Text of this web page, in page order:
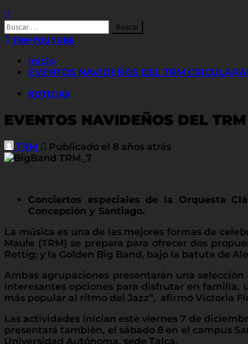
Buscar
por:TRM YOUTUBE
Inicio
EVENTOS NAVIDEÑOS DEL TRM
NOTICIAS
EVENTOS NAVIDEÑOS DEL
TRM Publicado el 8 años atrás
Conciertos especiales de la Orquesta
Concepción y Santiago.
La música es una de las mejores formas de
Maule (TRM) se prepara para ofrecer dos
Rettig; y la Golden Big Band, bajo la batuta de
Ambas agrupaciones presentarán una
interesantes opciones para disfrutar en
más popular al ritmo del Jazz”, afirmó Victoria
Las actividades inician este viernes 7 de
presentará también, el sábado 8 en el campus
Universidad Autónoma, sede Talca.